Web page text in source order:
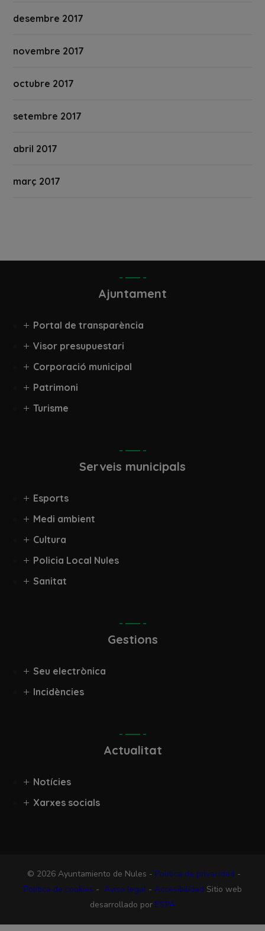
desembre 2017
novembre 2017
octubre 2017
setembre 2017
abril 2017
març 2017
Ajuntament
Portal de transparència
Visor presupuestari
Corporació municipal
Patrimoni
Turisme
Serveis municipals
Esports
Medi ambient
Cultura
Policia Local Nules
Sanitat
Gestions
Seu electrònica
Incidències
Actualitat
Notícies
Xarxes socials
© 2026 Ayuntamiento de Nules - Política de privacidad -
Política de cookies - Aviso legal- Accesibilidad Sitio web
desarrollado por ESPA